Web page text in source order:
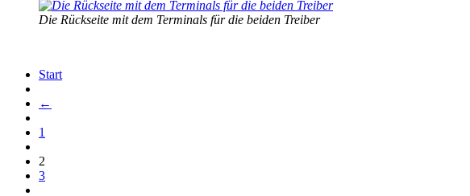
Die Rückseite mit dem Terminals für die beiden Treiber
Start
←
1
2
3